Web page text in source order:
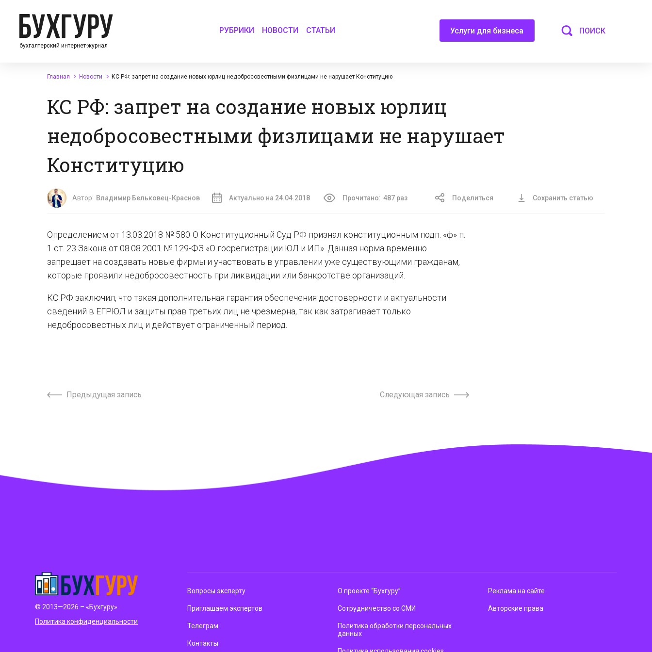
бухгалтерский интернет-журнал
РУБРИКИ НОВОСТИ СТАТЬИ Услуги для бизнеса ПОИСК
Главная Новости КС РФ: запрет на создание новых юрлиц недобросовестными физлицами не нарушает Конституцию
КС РФ: запрет на создание новых юрлиц
недобросовестными физлицами не нарушает
Конституцию
Автор: Владимир Бельковец-Краснов Актуально на 24.04.2018 Прочитано: 487 раз Поделиться Сохранить статью
Определением от 13.03.2018 № 580-О Конституционный Суд РФ признал конституционным подп. «ф» п.
1 ст. 23 Закона от 08.08.2001 № 129-ФЗ «О госрегистрации ЮЛ и ИП». Данная норма временно
запрещает на создавать новые фирмы и участвовать в управлении уже существующими гражданам,
которые проявили недобросовестность при ликвидации или банкротстве организаций.
КС РФ заключил, что такая дополнительная гарантия обеспечения достоверности и актуальности
сведений в ЕГРЮЛ и защиты прав третьих лиц не чрезмерна, так как затрагивает только
недобросовестных лиц и действует ограниченный период.
Предыдущая запись Следующая запись
© 2013—2026 – «Бухгуру»
Политика конфиденциальности
Вопросы эксперту
Приглашаем экспертов
Телеграм
Контакты
О проекте “Бухгуру”
Сотрудничество со СМИ
Политика обработки персональных
данных
Реклама на сайте
Авторские права